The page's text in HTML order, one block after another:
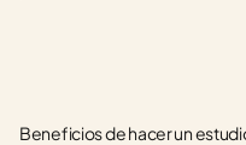
Beneficios de hacer un